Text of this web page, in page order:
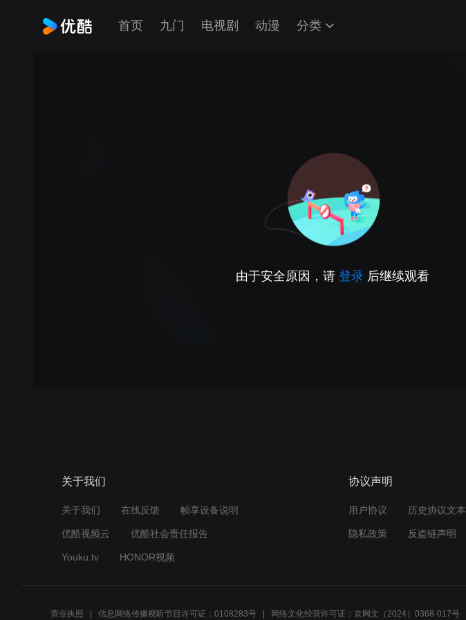
首页 九门 电视剧 动漫 分类
由于安全原因，请 登录 后继续观看
关于我们
关于我们 在线反馈 帧享设备说明
优酷视频云 优酷社会责任报告
Youku.tv HONOR视频
协议声明
用户协议 历史协议文本
隐私政策 反盗链声明
营业执照 信息网络传播视听节目许可证：0108283号 网络文化经营许可证：京网文（2024）0368-017号